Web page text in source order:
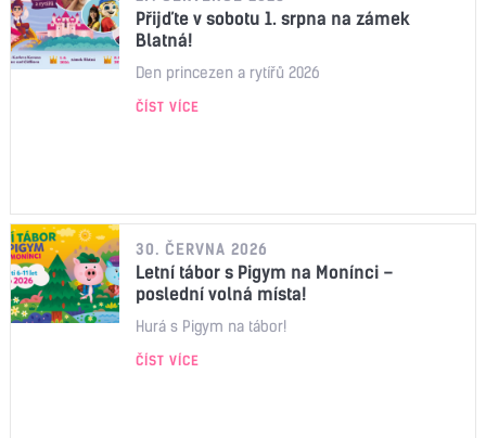
Přijďte v sobotu 1. srpna na zámek
Blatná!
Den princezen a rytířů 2026
ČÍST VÍCE
30. ČERVNA 2026
Letní tábor s Pigym na Monínci –
poslední volná místa!
Hurá s Pigym na tábor!
ČÍST VÍCE